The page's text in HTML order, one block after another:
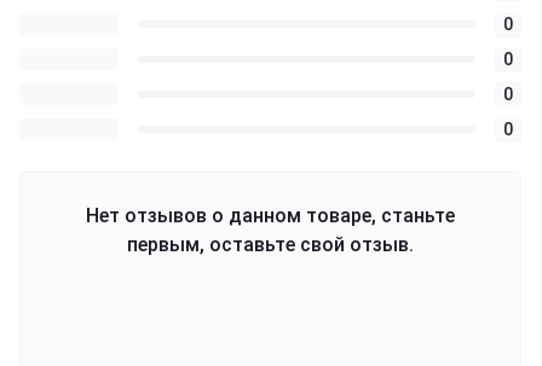
0
0
0
0
Нет отзывов о данном товаре, станьте
первым, оставьте свой отзыв.